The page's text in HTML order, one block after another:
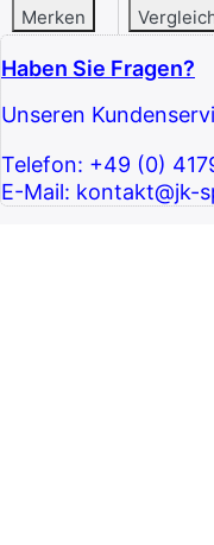
Merken
Haben Sie Fragen?
Unseren
Telefon: +49 (0)
E-Mail: kontakt@jk-